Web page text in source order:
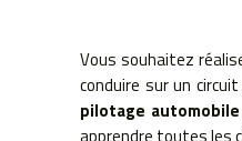
Vous souhaitez
conduire sur un
pilotage automobile